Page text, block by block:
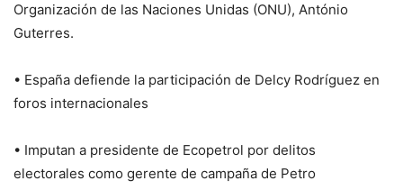
Organización de las Naciones Unidas (ONU), António
Guterres.
• España defiende la participación de Delcy Rodríguez en
foros internacionales
• Imputan a presidente de Ecopetrol por delitos
electorales como gerente de campaña de Petro